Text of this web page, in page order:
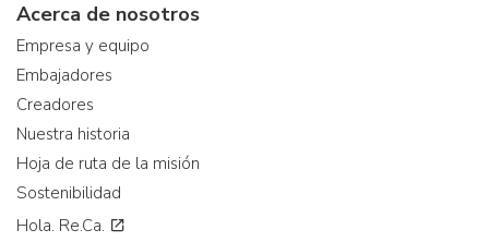
Acerca de nosotros
Empresa y equipo
Embajadores
Creadores
Nuestra historia
Hoja de ruta de la misión
Sostenibilidad
Hola. Re.Ca.